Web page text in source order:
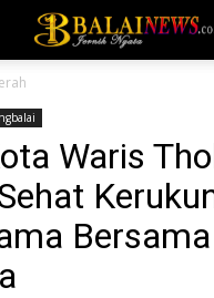
Waris